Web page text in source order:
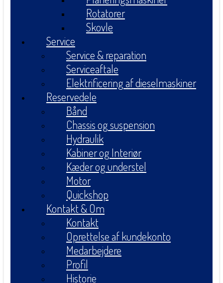
Rotatorer
Skovle
Service
Service & reparation
Serviceaftale
Elektrificering af dieselmaskiner
Reservedele
Bånd
Chassis og suspension
Hydraulik
Kabiner og Interiør
Kæder og understel
Motor
Quickshop
Kontakt & Om
Kontakt
Oprettelse af kundekonto
Medarbejdere
Profil
Historie